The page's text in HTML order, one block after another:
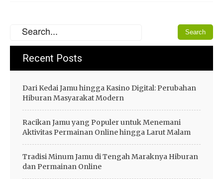
Recent Posts
Dari Kedai Jamu hingga Kasino Digital: Perubahan
Hiburan Masyarakat Modern
Racikan Jamu yang Populer untuk Menemani
Aktivitas Permainan Online hingga Larut Malam
Tradisi Minum Jamu di Tengah Maraknya Hiburan
dan Permainan Online